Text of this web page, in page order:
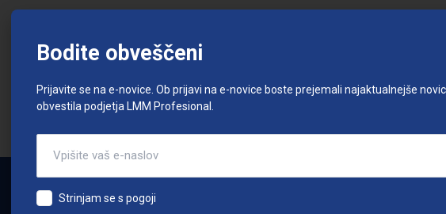
Bodite obveščeni
Prijavite se na e-novice. Ob prijavi na e-novice boste prejemali najaktualnejše
obvestila podjetja LMM Profesional.
Strinjam se s pogoji